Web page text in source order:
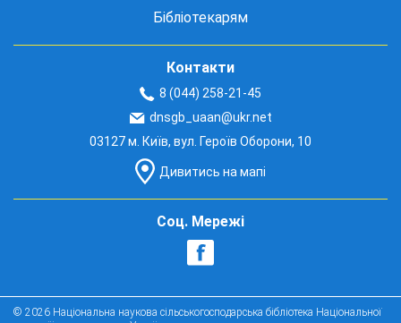
Бібліотекарям
Контакти
8 (044) 258-21-45
dnsgb_uaan@ukr.net
03127 м. Київ, вул. Героїв Оборони, 10
Дивитись на мапі
Соц. Мережі
© 2026 Національна наукова сільськогосподарська бібліотека Національної